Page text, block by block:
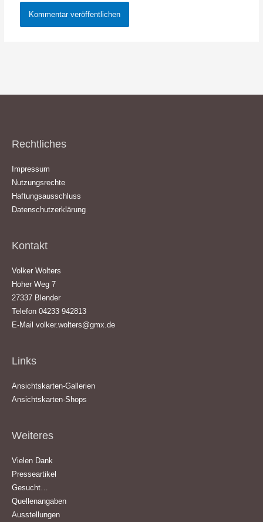
Rechtliches
Impressum
Nutzungsrechte
Haftungsausschluss
Datenschutzerklärung
Kontakt
Volker Wolters
Hoher Weg 7
27337 Blender
Telefon 04233 942813
E-Mail volker.wolters@gmx.de
Links
Ansichtskarten-Gallerien
Ansichtskarten-Shops
Weiteres
Vielen Dank
Presseartikel
Gesucht…
Quellenangaben
Ausstellungen